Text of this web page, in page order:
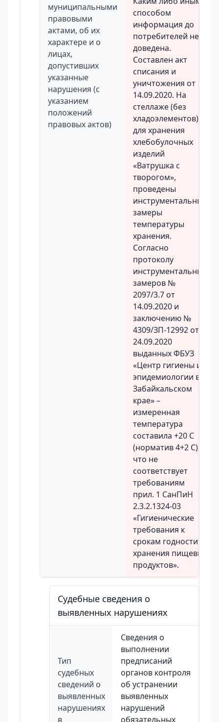
муниципальными
правовыми
актами, об их
характере и о
лицах,
допустивших
указанные
нарушения (с
указанием
положений
правовых актов)
способом
информация до
потребителей не
доведена.
Составлен акт
списания и
уничтожения от
14.09.2020. На
стеллаже (без
хладоэлементов)
для хранения
хлебобулочных
изделий
«Ватрушка с
творогом»,
проведены
инструментальные
замеры
температуры
хранения.
Согласно
протоколу
инструментальных
замеров №
2097/3.7 от
14.09.2020 и
заключению №
4309/ЗП-12992 от
24.09.2020
выданных ФБУЗ
«Центр гигиены и
эпидемиологии в
Забайкальском
крае» –
измеренная
температура
составила +20 С
(норматив 4+2 С),
что не
соответствует
требованиям
прил. 1 СанПиН
2.3.2.1324-03
«Гигиенические
требования к
срокам годности
хранения пищевых
продуктов».
Судебные сведения о
выявленных нарушениях
Тип
судебных
сведений о
выявленных
нарушениях
в
Сведения о
выполнении
предписаний
органов контроля
об устранении
выявленных
нарушений
обязательных